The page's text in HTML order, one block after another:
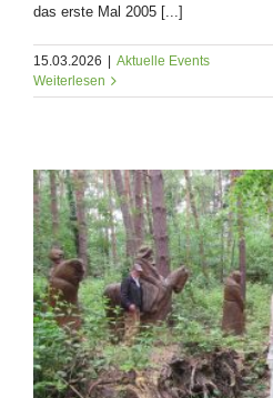
das erste Mal 2005 [...]
15.03.2026 | Aktuelle Events
Weiterlesen